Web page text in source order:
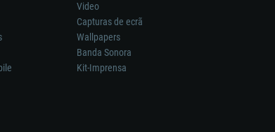
Video
Capturas de ecrã
Wallpapers
Banda Sonora
Kit-Imprensa